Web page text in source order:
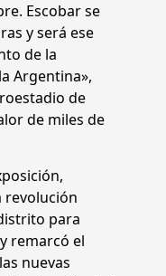
Escobar se
y será ese
de la
Argentina»,
de
de miles de
revolución
para
remarcó el
nuevas